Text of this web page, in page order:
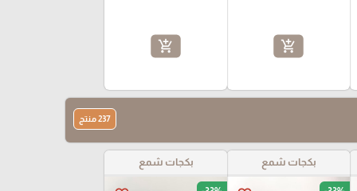
add_shopping_cart
add_shopping_cart
237 منتج
بكجات شمع بكجات شمع